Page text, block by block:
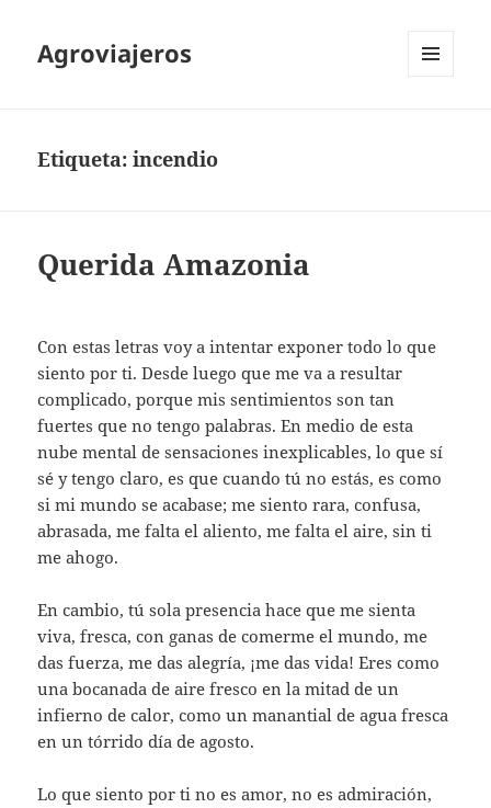
Agroviajeros
Etiqueta:incendio
Querida Amazonia
Con estas letras voy a intentar exponer todo lo que
siento por ti. Desde luego que me va a resultar
complicado, porque mis sentimientos son tan
fuertes que no tengo palabras. En medio de esta
nube mental de sensaciones inexplicables, lo que sí
sé y tengo claro, es que cuando tú no estás, es como
si mi mundo se acabase; me siento rara, confusa,
abrasada, me falta el aliento, me falta el aire, sin ti
me ahogo.
En cambio, tú sola presencia hace que me sienta
viva, fresca, con ganas de comerme el mundo, me
das fuerza, me das alegría, ¡me das vida! Eres como
una bocanada de aire fresco en la mitad de un
infierno de calor, como un manantial de agua fresca
en un tórrido día de agosto.
Lo que siento por ti no es amor, no es admiración,